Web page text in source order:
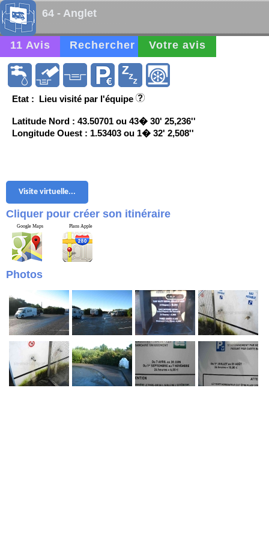
64 - Anglet
11 Avis Rechercher Votre avis
Etat : Lieu visité par l'équipe
Latitude Nord : 43.50701 ou 43� 30' 25,236''
Longitude Ouest : 1.53403 ou 1� 32' 2,508''
Visite virtuelle...
Cliquer pour créer son itinéraire
Google Maps Plans Apple
Photos